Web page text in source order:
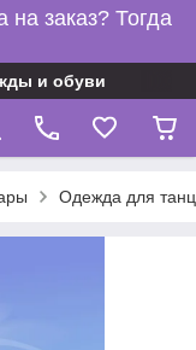
заказ? Тогда
и обуви
Одежда для